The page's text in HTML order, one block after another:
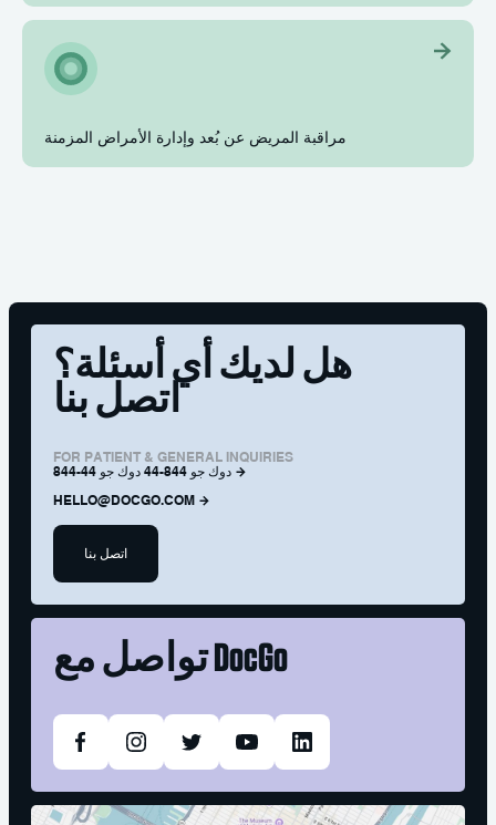
مراقبة المريض عن بُعد وإدارة الأمراض المزمنة
هل لديك أي أسئلة؟
اتصل بنا
FOR PATIENT & GENERAL INQUIRIES
844-44 دوك جو 844-44 دوك جو
HELLO@DOCGO.COM
اتصل بنا
تواصل معDocGo